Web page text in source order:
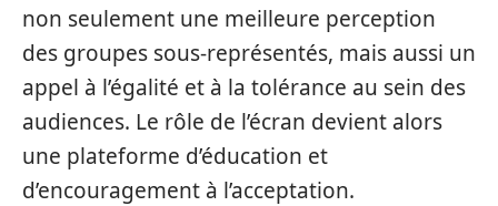
non seulement une meilleure perception
des groupes sous-représentés, mais aussi un
appel à l’égalité et à la tolérance au sein des
audiences. Le rôle de l’écran devient alors
une plateforme d’éducation et
d’encouragement à l’acceptation.